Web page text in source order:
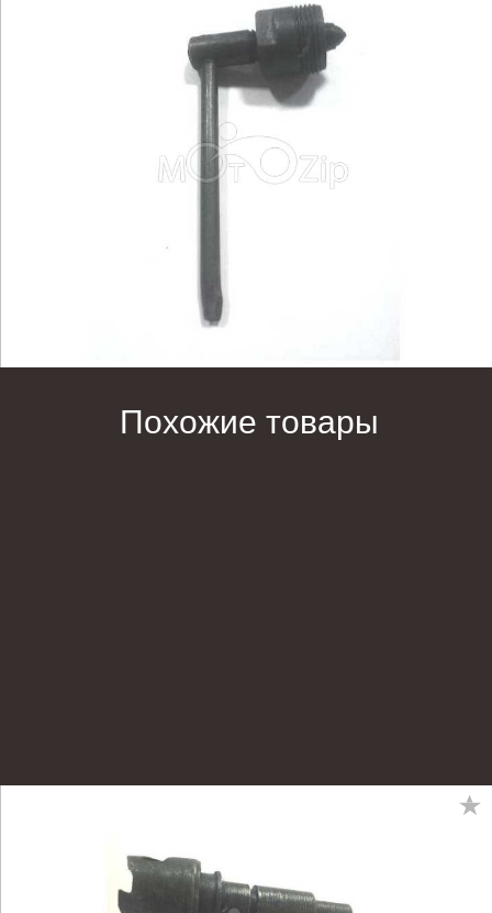
Похожие товары